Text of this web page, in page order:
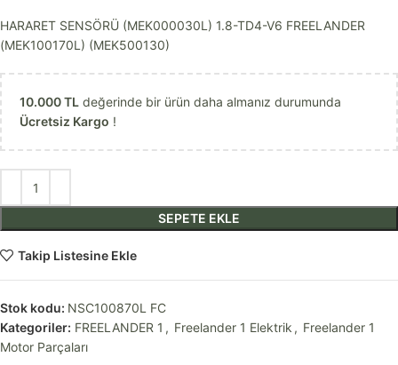
HARARET SENSÖRÜ (MEK000030L) 1.8-TD4-V6 FREELANDER
(MEK100170L) (MEK500130)
10.000TL değerinde bir ürün daha almanız durumunda
Ücretsiz Kargo !
SEPETE EKLE
Takip Listesine Ekle
Stok kodu: NSC100870L FC
Kategoriler: FREELANDER 1 , Freelander 1 Elektrik , Freelander 1
Motor Parçaları